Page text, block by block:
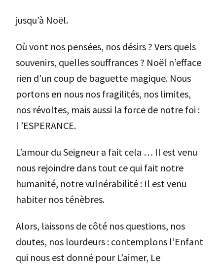
jusqu’à Noël.
Où vont nos pensées, nos désirs ? Vers quels
souvenirs, quelles souffrances ? Noël n’efface
rien d’un coup de baguette magique. Nous
portons en nous nos fragilités, nos limites,
nos révoltes, mais aussi la force de notre foi :
l ’ESPERANCE.
L’amour du Seigneur a fait cela … Il est venu
nous rejoindre dans tout ce qui fait notre
humanité, notre vulnérabilité : Il est venu
habiter nos ténèbres.
Alors, laissons de côté nos questions, nos
doutes, nos lourdeurs : contemplons l’Enfant
qui nous est donné pour L’aimer, Le